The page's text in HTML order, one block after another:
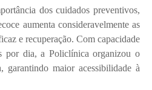
dos cuidados preventivos,
aumenta consideravelmente as
e recuperação. Com capacidade
por dia, a Policlínica organizou o
garantindo maior acessibilidade à